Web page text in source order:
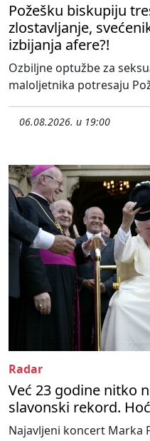
Požešku biskupiju
zlostavljanje,
izbijanja afere?!
Ozbiljne optužbe za
maloljetnika potresaju
06.08.2026. u 19:00
Radar
Već 23 godine nitko
slavonski rekord.
Najavljeni koncert Marka